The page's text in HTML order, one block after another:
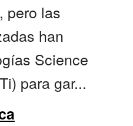
pero las
han
Science
para gar...